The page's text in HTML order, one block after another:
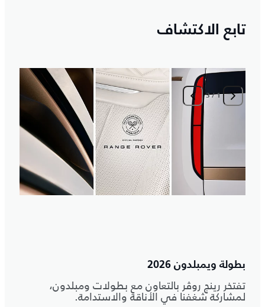
تابع الاكتشاف
1
/
3
بطولة ويمبلدون 2026
تفتخر رينج روڤر بالتعاون مع بطولات ومبلدون،
لمشاركة شغفنا في الأناقة والاستدامة.